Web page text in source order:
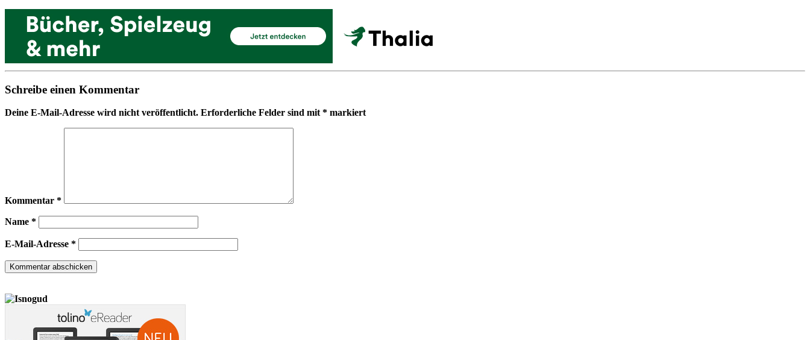
Schreibe einen Kommentar
Deine E-Mail-Adresse wird nicht veröffentlicht. Erforderliche Felder sind mit* markiert
Kommentar *
Name *
E-Mail-Adresse *